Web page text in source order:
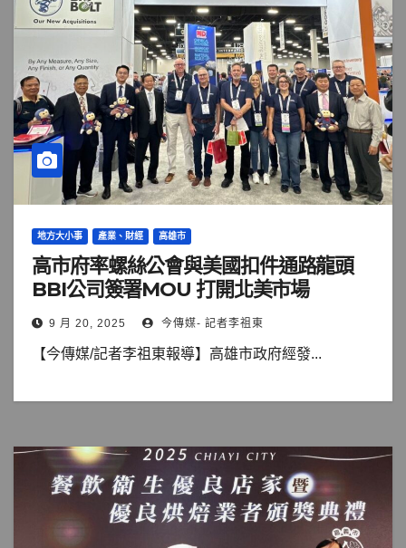
地方大小事 產業、財經 高雄市
高市府率螺絲公會與美國扣件通路龍頭
BBI公司簽署MOU 打開北美市場
9 月 20, 2025 今傳媒- 記者李祖東
【今傳媒/記者李祖東報導】高雄市政府經發...